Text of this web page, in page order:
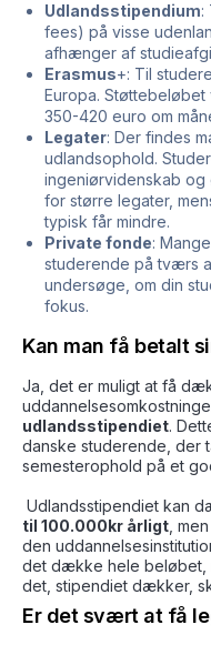
Udlandsstipendium:
fees) på visse
afhænger af
Erasmus+: Til
Europa. Støttebeløbet
350-420 euro om
Legater: Der findes
udlandsophold.
ingeniørvidenskab og
for større legater,
typisk får mindre.
Private fonde:
studerende på tværs
undersøge, om din
fokus.
Kan man få betalt
Ja, det er muligt at få
udlandsstipendiet.
danske studerende, der
semesterophold på et
Udlandsstipendiet kan
til 100.000kr årligt ,
den
det dække hele beløbet,
det, stipendiet dækker,
Er det svært at få